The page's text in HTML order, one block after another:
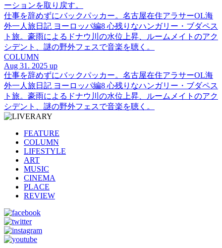
ーションを取り戻す。
仕事を辞めずにバックパッカー。名古屋在住アラサーOL海
外一人旅日記 ヨーロッパ編8 心残りなハンガリー・ブダペス
ト旅。豪雨によるドナウ川の水位上昇、ルームメイトのアク
シデント、謎の野外フェスで音楽を聴く。
COLUMN
Aug 31. 2025 up
仕事を辞めずにバックパッカー。名古屋在住アラサーOL海
外一人旅日記 ヨーロッパ編8 心残りなハンガリー・ブダペス
ト旅。豪雨によるドナウ川の水位上昇、ルームメイトのアク
シデント、謎の野外フェスで音楽を聴く。
FEATURE
COLUMN
LIFESTYLE
ART
MUSIC
CINEMA
PLACE
REVIEW